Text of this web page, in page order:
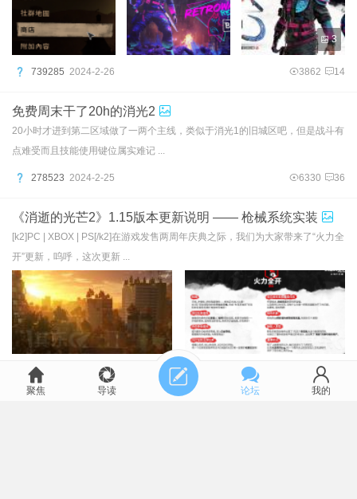
3
739285 2024-2-26 3862 14
免费周末干了20h的消光2
20小时才进到第二区域做了一两个主线，类似于消光1的旧城区吧，但是战斗有
点难受而且技能使用键位属实难记 ...
278523 2024-2-25 6330 36
《消逝的光芒2》1.15版本更新说明 —— 枪械系统实装
[k2]PC | XBOX | PS[/k2]在游戏发售两周年庆典之际，我们为大家带来了“火力全
开”更新，呜呼，这次更新 ...
1561797 2024-2-22 4744
聚焦 导读 论坛 我的